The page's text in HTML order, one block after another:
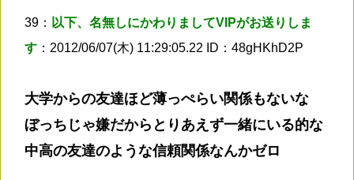
39： 以下、名無しにかわりましてVIPがお送りしま
す ：2012/06/07(木) 11:29:05.22 ID：48gHKhD2P
大学からの友達ほど薄っぺらい関係もないな
ぼっちじゃ嫌だからとりあえず一緒にいる的な
中高の友達のような信頼関係なんかゼロ